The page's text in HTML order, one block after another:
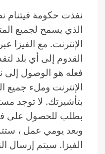
نفذت حكومة فيتنام
الذي يسمح لجميع
الإنترنت. مع الفيزا
القدوم إلى أي بلد
فعله هو الوصول إلى
الإنترنت وملء جميع
بتأشيرتك. لا توجد
بطلب للحصول على
وبعد يومي عمل ،
الفيزا. سيتم إرسال